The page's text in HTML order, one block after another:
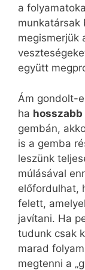
a
munkatársak
megismerjük
együtt
Ám gondolt-
ha hosszabb
gembán,
is a gemba
leszünk
múlásával
előfordulhat,
felett,
javítani. Ha
tudunk csak
marad
megtenni a